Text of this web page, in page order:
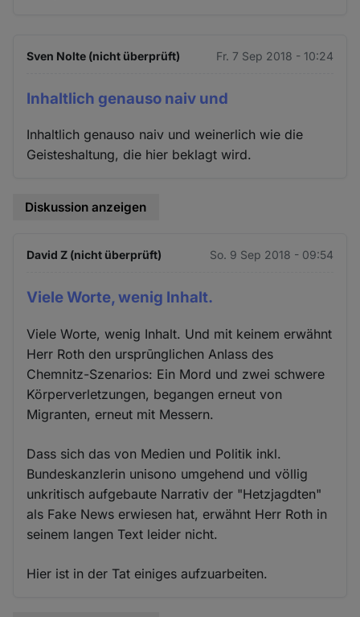
Sven Nolte (nicht überprüft) Fr. 7 Sep 2018 - 10:24
Inhaltlich genauso naiv und
Inhaltlich genauso naiv und weinerlich wie die
Geisteshaltung, die hier beklagt wird.
Diskussion anzeigen
David Z (nicht überprüft) So. 9 Sep 2018 - 09:54
Viele Worte, wenig Inhalt.
Viele Worte, wenig Inhalt. Und mit keinem erwähnt
Herr Roth den ursprūnglichen Anlass des
Chemnitz-Szenarios: Ein Mord und zwei schwere
Körperverletzungen, begangen erneut von
Migranten, erneut mit Messern.
Dass sich das von Medien und Politik inkl.
Bundeskanzlerin unisono umgehend und völlig
unkritisch aufgebaute Narrativ der "Hetzjagdten"
als Fake News erwiesen hat, erwähnt Herr Roth in
seinem langen Text leider nicht.
Hier ist in der Tat einiges aufzuarbeiten.